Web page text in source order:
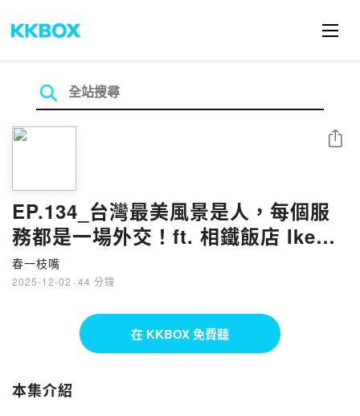
EP.134_台灣最美風景是人，每個服
務都是一場外交！ft. 相鐵飯店 Iken
& Shelly
春一枝嘴
2025-12-02 · 44 分鐘
分享
在 KKBOX 免費聽
本集介紹